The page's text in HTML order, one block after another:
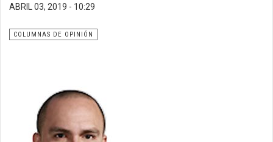
ABRIL 03, 2019 - 10:29
COLUMNAS DE OPINIÓN